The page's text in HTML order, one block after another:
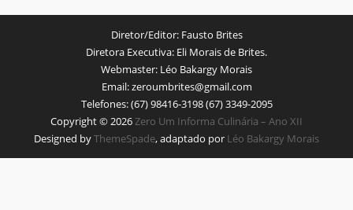
Diretor/Editor:Fausto Brites
Diretora Executiva: Eli Morais de Brites.
Webmaster: Léo Bakargy Morais
Email:zeroumbrites@gmail.com
Telefones:(67) 98416-3198 (67) 3349-2095
Copyright © 2026 Zero Um Informa Culinária – Ano XII
Designed byThemeSpade, adaptado por Léo Bakargy Morais